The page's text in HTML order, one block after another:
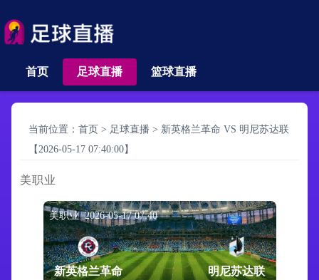
首页 足球直播 篮球直播
当前位置： 首页 > 足球直播 > 新英格兰革命 VS 明尼苏达联
【2026-05-17 07:40:00】
美职业
美职业 2026-05-17 07:40
新英格兰革命 明尼苏达联